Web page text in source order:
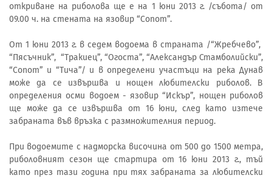
откриване на риболова ще е на 1 юни 2013 г. /събота/ от
09.00 ч. на стената на язовир “Сопот”.
От 1 юни 2013 г. в седем водоема в страната /“Жребчево”,
“Пясъчник”, “Тракиец”, “Огоста”, “Александър Стамболийски”,
“Сопот” и “Тича”/ и в определени участъци на река Дунав
може да се извършва и нощен любителски риболов. В
определения осми водоем - язовир “Искър”, нощен риболов
ще може да се извършва от 16 юни, след като изтече
забраната във връзка с размножителния период.
При водоемите с надморска височина от 500 до 1500 метра,
риболовният сезон ще стартира от 16 юни 2013 г., тъй
като през тази година при тях забраната за любителски